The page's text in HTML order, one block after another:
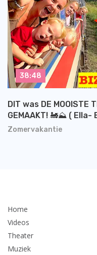
Zomervakantie
DIT was DE MOOISTE
GEMAAKT! 🚂⛰️ (
38:48
Home
Videos
Theater
Muziek